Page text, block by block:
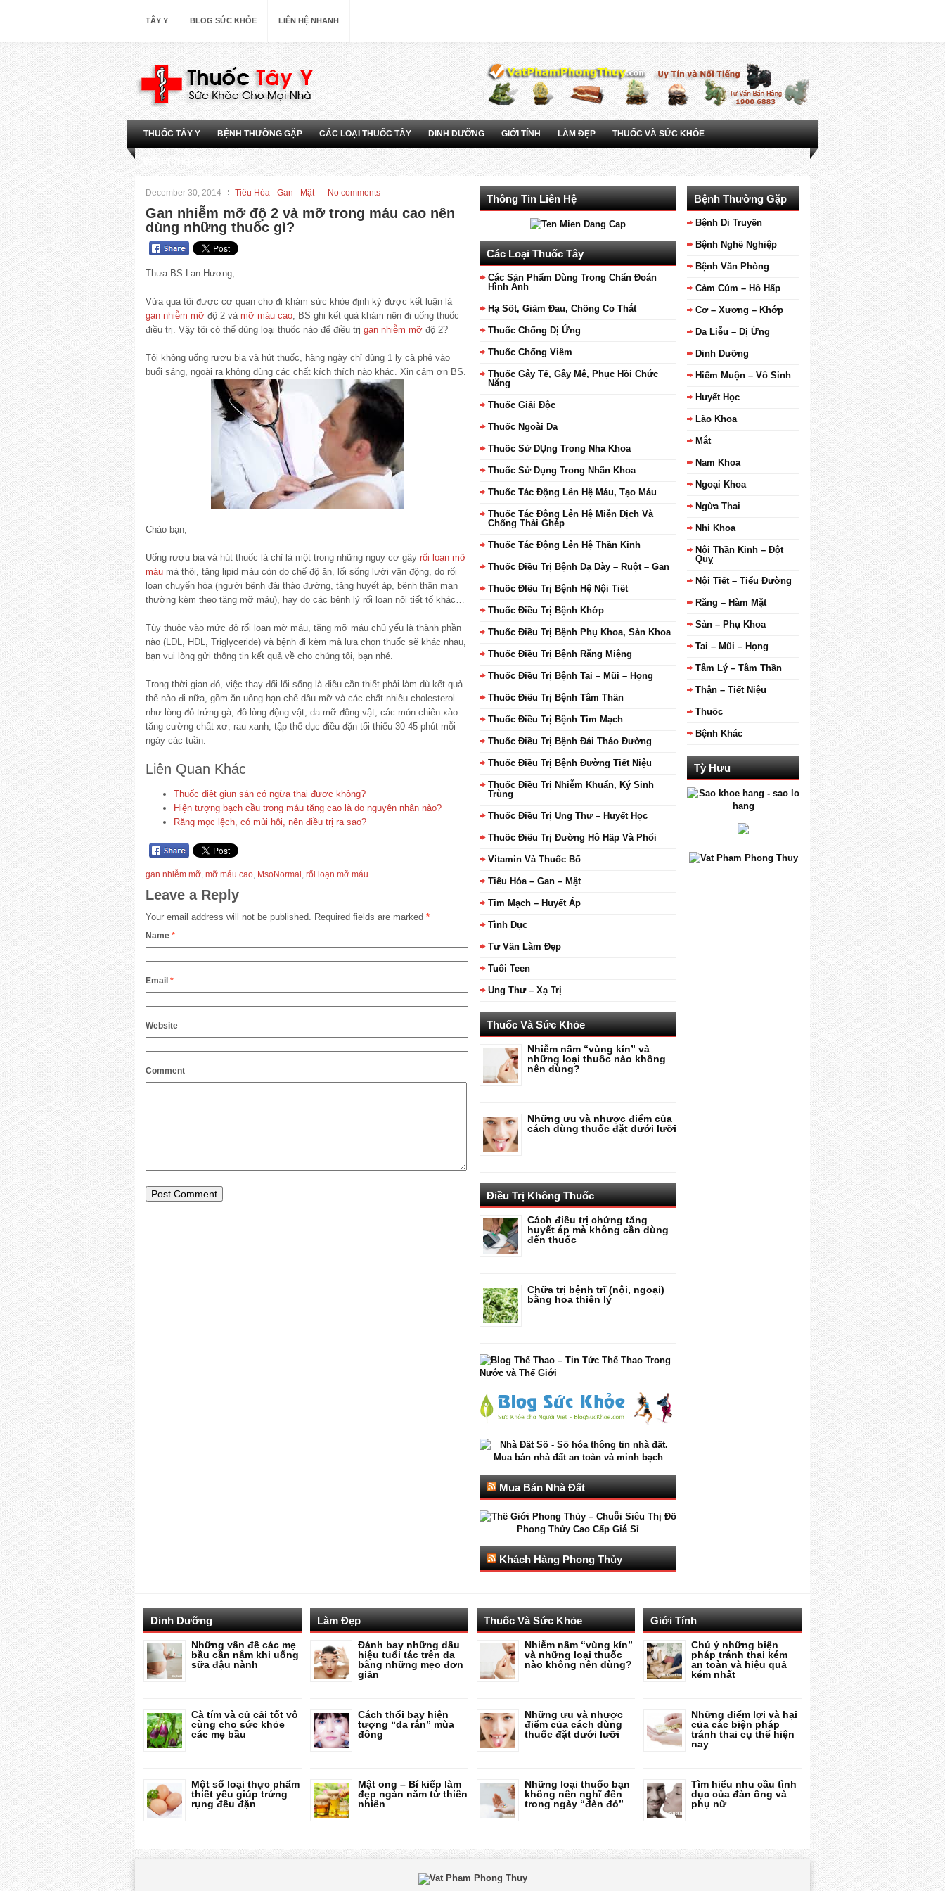
TÂY Y BLOG SỨC KHỎE LIÊN HỆ NHANH
THUỐC TÂY Y BỆNH THƯỜNG GẶP CÁC LOẠI THUỐC TÂY DINH DƯỠNG GIỚI TÍNH LÀM ĐẸP THUỐC VÀ SỨC KHỎE
ĐIỀU TRỊ KHÔNG THUỐC
December 30, 2014 Tiêu Hóa - Gan - Mật No comments
Gan nhiễm mỡ độ 2 và mỡ trong máu cao nên
dùng những thuốc gì?
Thưa BS Lan Hương,
Vừa qua tôi được cơ quan cho đi khám sức khỏe định kỳ được kết luận là
gan nhiễm mỡ độ 2 và mỡ máu cao , BS ghi kết quả khám nên đi uống thuốc
điều trị. Vậy tôi có thể dùng loại thuốc nào để điều trị gan nhiễm mỡ độ 2?
Tôi không uống rượu bia và hút thuốc, hàng ngày chỉ dùng 1 ly cà phê vào
buổi sáng, ngoài ra không dùng các chất kích thích nào khác. Xin cảm ơn BS.
Chào bạn,
Uống rượu bia và hút thuốc lá chỉ là một trong những nguy cơ gây rối loạn mỡ
máu mà thôi, tăng lipid máu còn do chế độ ăn, lối sống lười vận động, do rối
loạn chuyển hóa (người bệnh đái tháo đường, tăng huyết áp, bệnh thận mạn
thường kèm theo tăng mỡ máu), hay do các bệnh lý rối loạn nội tiết tố khác…
Tùy thuộc vào mức độ rối loạn mỡ máu, tăng mỡ máu chủ yếu là thành phần
nào (LDL, HDL, Triglyceride) và bệnh đi kèm mà lựa chọn thuốc sẽ khác nhau,
bạn vui lòng gửi thông tin kết quả về cho chúng tôi, bạn nhé.
Trong thời gian đó, việc thay đổi lối sống là điều cần thiết phải làm dù kết quả
thế nào đi nữa, gồm ăn uống hạn chế dầu mỡ và các chất nhiều cholesterol
như lòng đỏ trứng gà, đồ lòng động vật, da mỡ động vật, các món chiên xào…
tăng cường chất xơ, rau xanh, tập thể dục điều đặn tối thiểu 30-45 phút mỗi
ngày các tuần.
Liên Quan Khác
Thuốc diệt giun sán có ngừa thai được không?
Hiện tượng bạch cầu trong máu tăng cao là do nguyên nhân nào?
Răng mọc lệch, có mùi hôi, nên điều trị ra sao?
gan nhiễm mỡ, mỡ máu cao, MsoNormal , rối loạn mỡ máu
Leave a Reply
Your email address will not be published. Required fields are marked *
Name *
Email *
Website
Comment
Thông Tin Liên Hệ
Các Loại Thuốc Tây
Các Sản Phẩm Dùng Trong Chẩn Đoán
Hình Ảnh
Hạ Sốt, Giảm Đau, Chống Co Thắt
Thuốc Chống Dị Ứng
Thuốc Chống Viêm
Thuốc Gây Tế, Gây Mê, Phục Hồi Chức
Năng
Thuốc Giải Độc
Thuốc Ngoài Da
Thuốc Sử DỤng Trong Nha Khoa
Thuốc Sử Dụng Trong Nhãn Khoa
Thuốc Tác Động Lên Hệ Máu, Tạo Máu
Thuốc Tác Động Lên Hệ Miễn Dịch Và
Chống Thải Ghép
Thuốc Tác Động Lên Hệ Thần Kinh
Thuốc Điều Trị Bệnh Dạ Dày – Ruột – Gan
Thuốc ĐIều Trị Bệnh Hệ Nội Tiết
Thuốc Điều Trị Bệnh Khớp
Thuốc Điều Trị Bệnh Phụ Khoa, Sản Khoa
Thuốc Điều Trị Bệnh Răng Miệng
Thuốc Điều Trị Bệnh Tai – Mũi – Họng
Thuốc Điều Trị Bệnh Tâm Thần
Thuốc Điều Trị Bệnh Tim Mạch
Thuốc Điều Trị Bệnh Đái Tháo Đường
Thuốc Điều Trị Bệnh Đường Tiết Niệu
Thuốc Điều Trị Nhiễm Khuẩn, Ký Sinh
Trùng
Thuốc Điều Trị Ung Thư – Huyết Học
Thuốc Điều Trị Đường Hô Hấp Và Phổi
Vitamin Và Thuốc Bổ
Tiêu Hóa – Gan – Mật
Tim Mạch – Huyết Áp
Tình Dục
Tư Vấn Làm Đẹp
Tuổi Teen
Ung Thư – Xạ Trị
Thuốc Và Sức Khỏe
Nhiễm nấm “vùng kín” và
những loại thuốc nào không
nên dùng?
Những ưu và nhược điểm của
cách dùng thuốc đặt dưới lưỡi
Điều Trị Không Thuốc
Cách điều trị chứng tăng
huyết áp mà không cần dùng
đến thuốc
Chữa trị bệnh trĩ (nội, ngoại)
bằng hoa thiên lý
Mua Bán Nhà Đất
Khách Hàng Phong Thủy
Bệnh Thường Gặp
Bệnh Di Truyền
Bệnh Nghề Nghiệp
Bệnh Văn Phòng
Cảm Cúm – Hô Hấp
Cơ – Xương – Khớp
Da Liễu – Dị Ứng
Dinh Dưỡng
Hiếm Muộn – Vô Sinh
Huyết Học
Lão Khoa
Mắt
Nam Khoa
Ngoại Khoa
Ngừa Thai
Nhi Khoa
Nội Thần Kinh – Đột
Quỵ
Nội Tiết – Tiểu Đường
Răng – Hàm Mặt
Sản – Phụ Khoa
Tai – Mũi – Họng
Tâm Lý – Tâm Thần
Thận – Tiết Niệu
Thuốc
Bệnh Khác
Tỳ Hưu
Dinh Dưỡng
Những vấn đề các mẹ
bầu cần nắm khi uống
sữa đậu nành
Cà tím và củ cải tốt vô
cùng cho sức khỏe
các mẹ bầu
Một số loại thực phẩm
thiết yếu giúp trứng
rụng đều đặn
Làm Đẹp
Đánh bay những dấu
hiệu tuổi tác trên da
bằng những mẹo đơn
giản
Cách thổi bay hiện
tượng “da rắn” mùa
đông
Mật ong – Bí kiếp làm
đẹp ngàn năm từ thiên
nhiên
Thuốc Và Sức Khỏe
Nhiễm nấm “vùng kín”
và những loại thuốc
nào không nên dùng?
Những ưu và nhược
điểm của cách dùng
thuốc đặt dưới lưỡi
Những loại thuốc bạn
không nên nghĩ đến
trong ngày “đèn đỏ”
Giới Tính
Chú ý những biện
pháp tránh thai kém
an toàn và hiệu quả
kém nhất
Những điểm lợi và hại
của các biện pháp
tránh thai cụ thể hiện
nay
Tìm hiểu nhu cầu tình
dục của đàn ông và
phụ nữ